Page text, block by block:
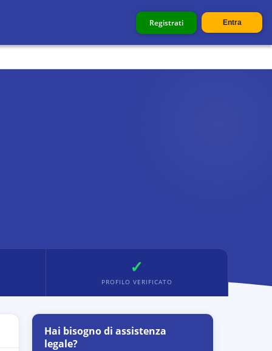
Registrati Entra
✓
PROFILO VERIFICATO
Hai bisogno di assistenza
legale?